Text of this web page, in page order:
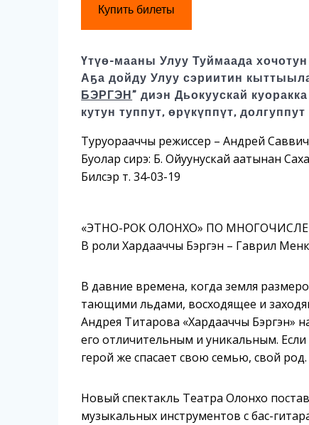
Купить билеты
Үтүө-мааны Улуу Туймаада
Аҕа дойду Улуу сэриитин
БЭРГЭН” диэн Дьокуускай
кутун туппут, өрүкүппүт,
Туруорааччы режиссер – Андрей
Буолар сирэ: Б. Ойуунускай аатынан
Билсэр т. 34-03-19
«ЭТНО-РОК ОЛОНХО» ПО
В роли Хардааччы Бэргэн – Гаврил
В давние времена, когда земля
тающими льдами, восходящее и
Андрея Титарова «Хардааччы Бэргэн»
его отличительным и уникальным.
герой же спасает свою семью, свой род.
Новый спектакль Театра Олонхо
музыкальных инструментов с бас-